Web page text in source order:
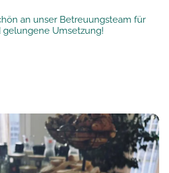
an unser Betreuungsteam für
Umsetzung!